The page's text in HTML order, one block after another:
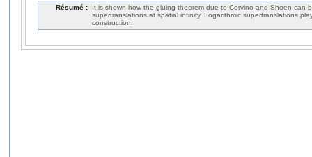
Résumé :
It is shown how the gluing theorem due to Corvino and Shoen can
supertranslations at spatial infinity. Logarithmic supertranslations
construction.